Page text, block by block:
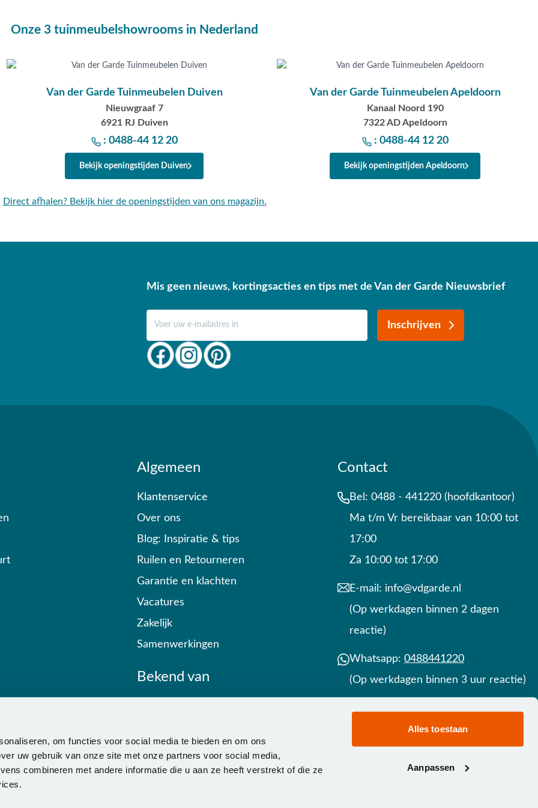
om functies voor social media te bieden en om ons
uw gebruik van onze site met onze partners voor social media,
combineren met andere informatie die u aan ze heeft verstrekt of die ze
Alles toestaan
Aanpassen
betekent ook dat u zich niet
er geen beton aan te pas
250x55/60
is gemaakt van een
De parasolhoes wordt
de hoes over de parasol te
en
welkom in onze showroom
graag van een deskundig
Onze 3 tuinmeubelshowrooms in Nederland
Van der Garde Tuinmeubelen Duiven
Nieuwgraaf 7
6921 RJ Duiven
: 0488-44 12 20
Bekijk openingstijden Duiven
Van der Garde Tuinmeubelen Apeldoorn
Kanaal Noord 190
7322 AD Apeldoorn
: 0488-44 12 20
Bekijk openingstijden Apeldoorn
Direct afhalen? Bekijk hier de openingstijden van ons magazijn.
Mis geen nieuws, kortingsacties en tips met de Van der Garde Nieuwsbrief
Inschrijven
Algemeen
Klantenservice
Over ons
Blog: Inspiratie & tips
Ruilen en Retourneren
Garantie en klachten
Vacatures
Zakelijk
Samenwerkingen
Bekend van
Contact
Bel: 0488 - 441220 (hoofdkantoor)
Ma t/m Vr bereikbaar van 10:00 tot
17:00
Za 10:00 tot 17:00
E-mail: info@vdgarde.nl
(Op werkdagen binnen 2 dagen
reactie)
Whatsapp: 0488441220
(Op werkdagen binnen 3 uur reactie)